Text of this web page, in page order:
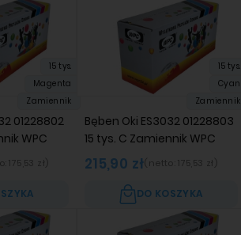
01228802
WPC
175,53 zł
15 tys.
Magenta
Zamiennik
Bęben Oki ES3032 01228803
15 tys. C Zamiennik WPC
215,90 zł(netto: 175,53 zł
DO KOSZYKA
15 tys.
Cyan
Zamiennik